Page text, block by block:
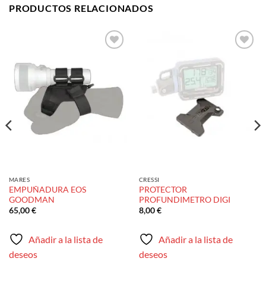
PRODUCTOS RELACIONADOS
MARES
EMPUÑADURA EOS
GOODMAN
65,00€
Añadir a la lista de
deseos
CRESSI
PROTECTOR
PROFUNDIMETRO DIGI
8,00€
Añadir a la lista de
deseos